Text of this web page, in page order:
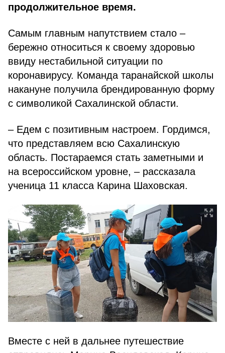
продолжительное время.
Самым главным напутствием стало –
бережно относиться к своему здоровью
ввиду нестабильной ситуации по
коронавирусу. Команда таранайской школы
накануне получила брендированную форму
с символикой Сахалинской области.
– Едем с позитивным настроем. Гордимся,
что представляем всю Сахалинскую
область. Постараемся стать заметными и
на всероссийском уровне, – рассказала
ученица 11 класса Карина Шаховская.
Вместе с ней в дальнее путешествие